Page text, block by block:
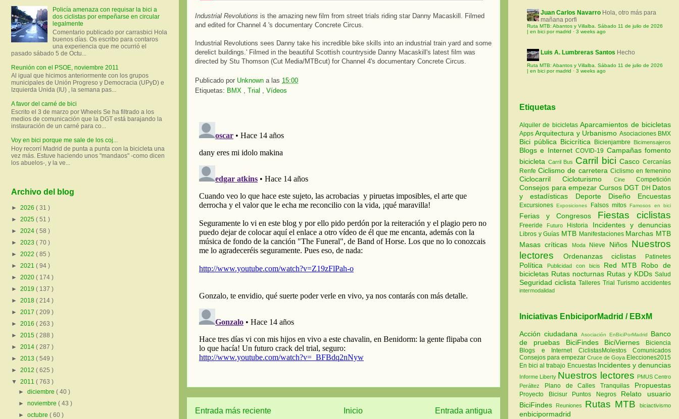
Industrial Revolutions is the amazing new film from street trials riding star Danny Macaskill. Filmed
and edited for Channel 4 's documentary Concrete Circus.
Industrial Revolutions sees Danny take his incredible bike skills into an industrial train yard and some
derelict buildings.' Filmed in the beautiful Scottish countryside Danny Macaskill's latest film was
directed by Stu Thomson (Cut Media/MTBcut) for Channel 4's documentary Concrete Circus.
Publicado por Unknown a las 15:00
Etiquetas: BMX , Trial , Vídeos
Entrada más reciente Entrada antigua
Inicio
Policía amenaza con requisar la bici a
dos ciclistas por empeñarse en circular
legalmente
Comentario publicado por carrasbici Hola
buenos días. Os escribo para contaros
una experiencia que me ocurrió el
pasado sábado 5 de Octu...
Reunión con el PSOE, noviembre 2011
Al igual que hicimos anteriormente con los grupos
municipales de Unión Progreso y Democracia (UPyD) e
Izquierda Unida (IU) , la semana pas...
A favor del carné de bici
Escrito el 3 de marzo por Wheels Se ha filtrado a los
medios de comunicación que la DGT está barajando la
instauración de un carné para co...
Voy en bici porque me sale de los coj...
Hoy recorrí Madrid de punta a punta con la bicicleta una
vez más. Estuve haciendo unos "mandaos" -como dicen
los abuelos-, y la ve...
Archivo del blog
► 2026 ( 31 )
► 2025 ( 51 )
► 2024 ( 58 )
► 2023 ( 70 )
► 2022 ( 85 )
► 2021 ( 94 )
► 2020 ( 174 )
► 2019 ( 137 )
► 2018 ( 214 )
► 2017 ( 209 )
► 2016 ( 263 )
► 2015 ( 288 )
► 2014 ( 287 )
► 2013 ( 549 )
► 2012 ( 625 )
▼ 2011 ( 763 )
►diciembre( 40 )
►noviembre( 43 )
►octubre( 60 )
Juan Carlos Navarro Hola, otro más para
mañana porfi
Ruta MTB: Abantos y Villalba. Sábado 11 de julio de 2026
| en bici por madrid · 3 weeks ago
Luis A. Lumbreras Santos Hecho
Ruta MTB: Abantos y Villalba. Sábado 11 de julio de 2026
| en bici por madrid · 3 weeks ago
Etiquetas
Alquiler de bicicletasAparcamientos de bicicletas
AppsArquitectura y Urbanismo Asociaciones BMX
Bici pública Bicicrítica Bicienjambre Bicimensajeros
Blogs e InternetCOVID-19 Campañas fomento
bicicleta Carril Bus Carril biciCascoCercanías
RenfeCiclismo de carretera Ciclismo en femenino
CiclocarrilCicloturismo CineCompetición
Consejos para empezar Cursos DGT DH Datos
y estadísticas Deporte Diseño Encuestas
ExcursionesExposiciones Falsos mitosFamosos en bici
Ferias y Congresos Fiestas ciclistas
Freeride Futuro Historia Incidentes y denuncias
Libros y Guías MTB Manifestaciones Marchas MTB
Masas críticas
Moda Nieve Niños Nuestros
lectores
Ordenanzas ciclistas Patinetes
Política Publicidad con bicis Red MTB Robo de
bicicletas Rutas nocturnas Rutas y KDDs Salud
Seguridad ciclistaTalleres Trial Turismoaccidentes
intermodalidad
Iniciativas EnbiciporMadrid / EBxM
Acción ciudadana Asociación EnBiciPorMadrid
Banco
de pruebas
BiciFindes BiciViernes
Biciencia
Blogs e Internet
CiclistasMolestos
Comunicados
Consejos para empezar Cruce de Goya Elecciones2015
En bici al trabajo Encuestas Incidentes y denuncias
Informe Liberty Nuestros lectores
PMUS Centro
Peráltez
Plano de Calles Tranquilas Propuestas
Proyecto Bicisur Puntos Negros
Relato usuario
BiciFindes
Reuniones Rutas MTB biciactivismo
enbicipormadrid